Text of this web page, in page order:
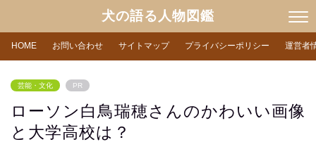
犬の語る人物図鑑
HOME お問い合わせ サイトマップ プライバシーポリシー 運営者
芸能・文化 PR
ローソン白鳥瑞穂さんのかわいい画像
と大学高校は？